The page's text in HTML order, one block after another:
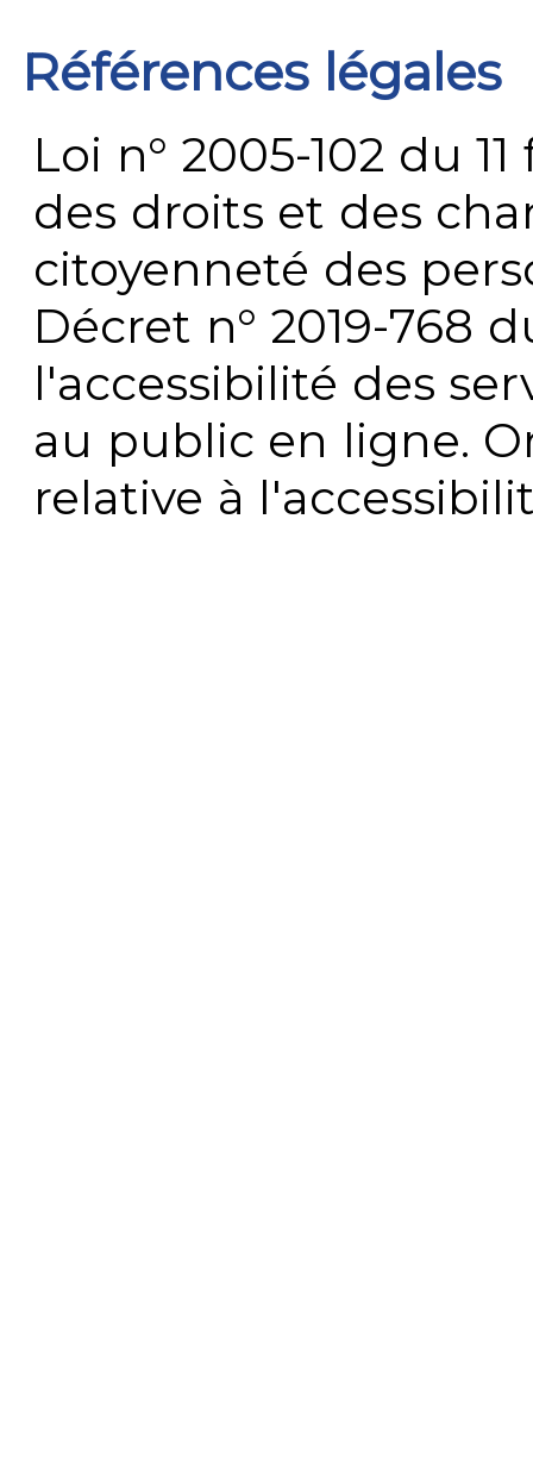
Références légales
Loi n° 2005-102 du
des droits et des
citoyenneté des
Décret n° 2019-768
l'accessibilité des
au public en ligne.
relative à